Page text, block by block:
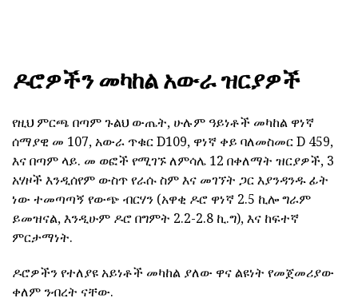
ዶሮዎችን መካከል አውራ ዝርያዎች
የዚህ ምርጫ በጣም ጉልህ ውጤት, ሁሉም ዓይነቶች መካከል ዋነኛ
ሰማያዊ መ 107, አውራ ጥቁር D109, ዋነኛ ቀይ ባለመስመር D 459,
እና በጣም ላይ. መ ወፎች የሚገኙ ለምሳሌ 12 በቀለማት ዝርያዎች, 3
አሃዞች እንዲሰየም ውስጥ የራሱ ስም እና መገኘት ጋር እያንዳንዱ ፊት
ነው ተመጣጣኝ የውጭ ብርሃን (አዋቂ ዶሮ ዋነኛ 2.5 ኪሎ ግራም
ይመዝናል, እንዲሁም ዶሮ በግምት 2.2-2.8 ኪ.ግ), እና ከፍተኛ
ምርታማነት.
ዶሮዎችን የተለያዩ አይነቶች መካከል ያለው ዋና ልዩነት የመጀመሪያው
ቀለም ንብረት ናቸው.